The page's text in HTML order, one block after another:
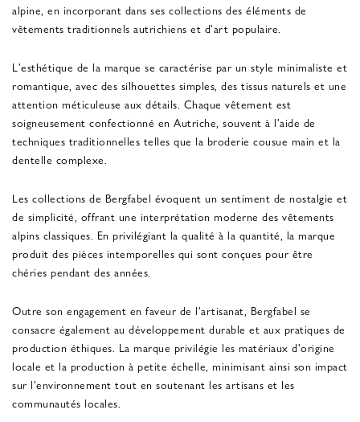
alpine, en incorporant dans ses collections des éléments de
vêtements traditionnels autrichiens et d'art populaire.
L'esthétique de la marque se caractérise par un style minimaliste et
romantique, avec des silhouettes simples, des tissus naturels et une
attention méticuleuse aux détails. Chaque vêtement est
soigneusement confectionné en Autriche, souvent à l'aide de
techniques traditionnelles telles que la broderie cousue main et la
dentelle complexe.
Les collections de Bergfabel évoquent un sentiment de nostalgie et
de simplicité, offrant une interprétation moderne des vêtements
alpins classiques. En privilégiant la qualité à la quantité, la marque
produit des pièces intemporelles qui sont conçues pour être
chéries pendant des années.
Outre son engagement en faveur de l'artisanat, Bergfabel se
consacre également au développement durable et aux pratiques de
production éthiques. La marque privilégie les matériaux d'origine
locale et la production à petite échelle, minimisant ainsi son impact
sur l'environnement tout en soutenant les artisans et les
communautés locales.